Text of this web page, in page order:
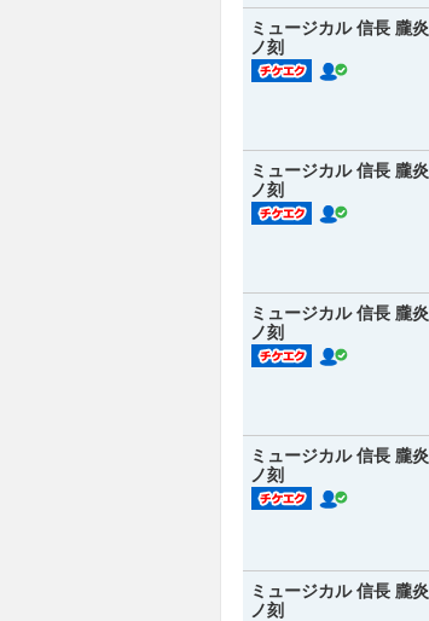
ミュージカル 信長 朧炎
ノ刻
ミュージカル 信長 朧炎
ノ刻
ミュージカル 信長 朧炎
ノ刻
ミュージカル 信長 朧炎
ノ刻
ミュージカル 信長 朧炎
ノ刻